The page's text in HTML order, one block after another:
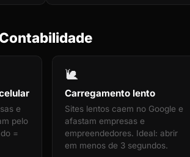
e
pelo
=
🐌
Carregamento lento
Sites lentos caem no Google e
afastam empresas e
empreendedores. Ideal: abrir
em menos de 3 segundos.